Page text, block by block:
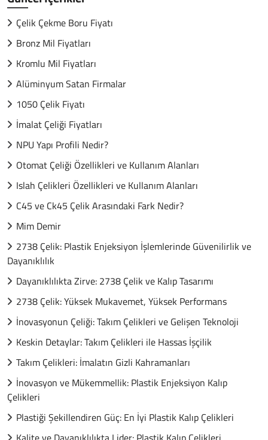
Çelik Çekme Boru Fiyatı
Bronz Mil Fiyatları
Kromlu Mil Fiyatları
Alüminyum Satan Firmalar
1050 Çelik Fiyatı
İmalat Çeliği Fiyatları
NPU Yapı Profili Nedir?
Otomat Çeliği Özellikleri ve Kullanım Alanları
Islah Çelikleri Özellikleri ve Kullanım Alanları
C45 ve Ck45 Çelik Arasındaki Fark Nedir?
Mim Demir
2738 Çelik: Plastik Enjeksiyon İşlemlerinde Güvenilirlik ve
Dayanıklılık
Dayanıklılıkta Zirve: 2738 Çelik ve Kalıp Tasarımı
2738 Çelik: Yüksek Mukavemet, Yüksek Performans
İnovasyonun Çeliği: Takım Çelikleri ve Gelişen Teknoloji
Keskin Detaylar: Takım Çelikleri ile Hassas İşçilik
Takım Çelikleri: İmalatın Gizli Kahramanları
İnovasyon ve Mükemmellik: Plastik Enjeksiyon Kalıp
Çelikleri
Plastiği Şekillendiren Güç: En İyi Plastik Kalıp Çelikleri